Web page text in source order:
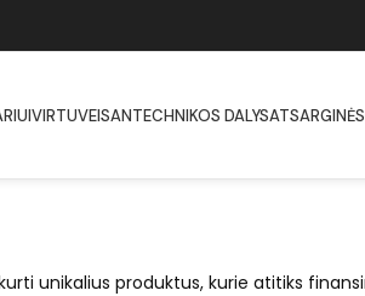
VIRTUVEISANTECHNIKOS DALYS
unikalius produktus, kurie atitiks